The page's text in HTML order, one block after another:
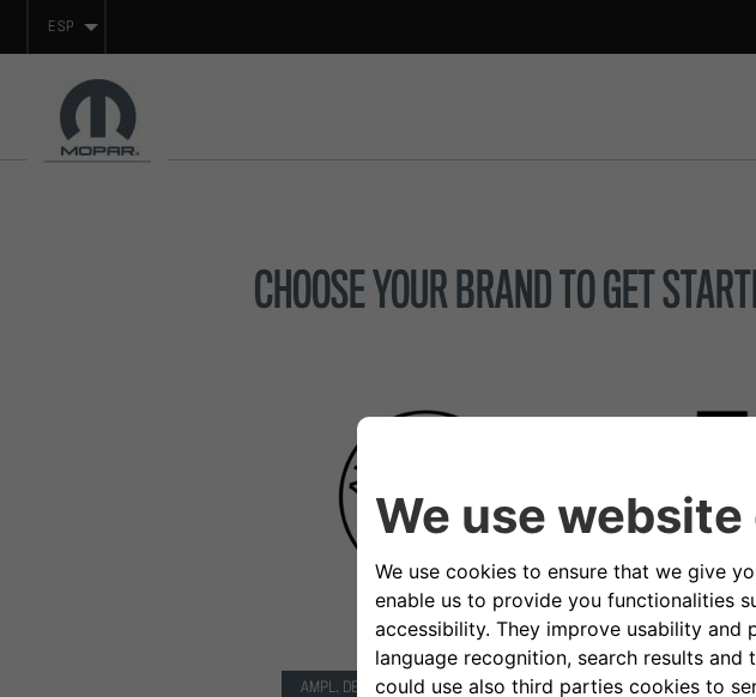
ESP
CHOOSE YOUR BRAND TO GET
ACCESORIOS
AMPL. DE GARANTÍA O PLANES DE SERV.